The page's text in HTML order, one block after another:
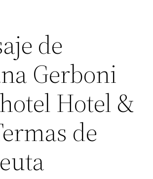
de
Gerboni
Hotel &
de